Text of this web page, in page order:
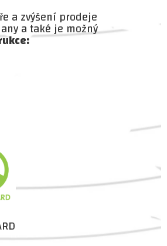
a zvýšení prodeje
a také je možný